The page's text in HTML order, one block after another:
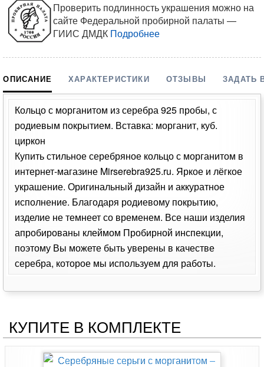
Проверить подлинность украшения можно на
сайте Федеральной пробирной палаты —
ГИИС ДМДК Подробнее
ОПИСАНИЕ ХАРАКТЕРИСТИКИ ОТЗЫВЫ ЗАДАТЬ
Кольцо с морганитом из серебра 925 пробы, с
родиевым покрытием. Вставка: морганит, куб.
циркон
Купить стильное серебряное кольцо с морганитом в
интернет-магазине Mirserebra925.ru. Яркое и лёгкое
украшение. Оригинальный дизайн и аккуратное
исполнение. Благодаря родиевому покрытию,
изделие не темнеет со временем. Все наши изделия
апробированы клеймом Пробирной инспекции,
поэтому Вы можете быть уверены в качестве
серебра, которое мы используем для работы.
КУПИТЕ В КОМПЛЕКТЕ